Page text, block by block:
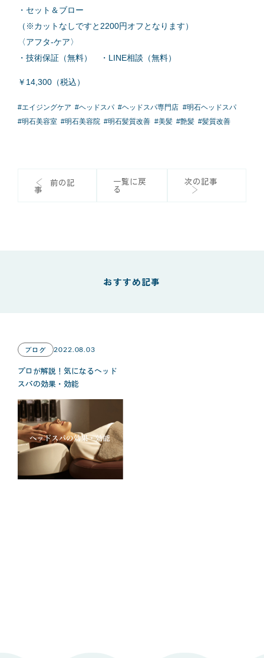
・セット＆ブロー
（※カットなしですと2200円オフとなります）
〈アフタ-ケア〉
・技術保証（無料） ・LINE相談（無料）
￥14,300（税込）
#エイジングケア #ヘッドスパ #ヘッドスパ専門店 #明石ヘッドスパ
#明石美容室 #明石美容院 #明石髪質改善 #美髪 #艶髪 #髪質改善
前の記
事
一覧に戻
る
次の記事
おすすめ記事
ブログ 2022.08.03
プロが解説！気になるヘッド
スパの効果・効能